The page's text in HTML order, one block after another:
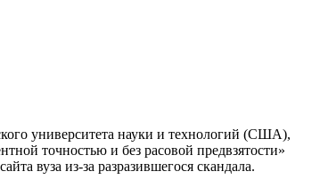
университета науки и технологий (США),
точностью и без расовой предвзятости»
вуза из-за разразившегося скандала.